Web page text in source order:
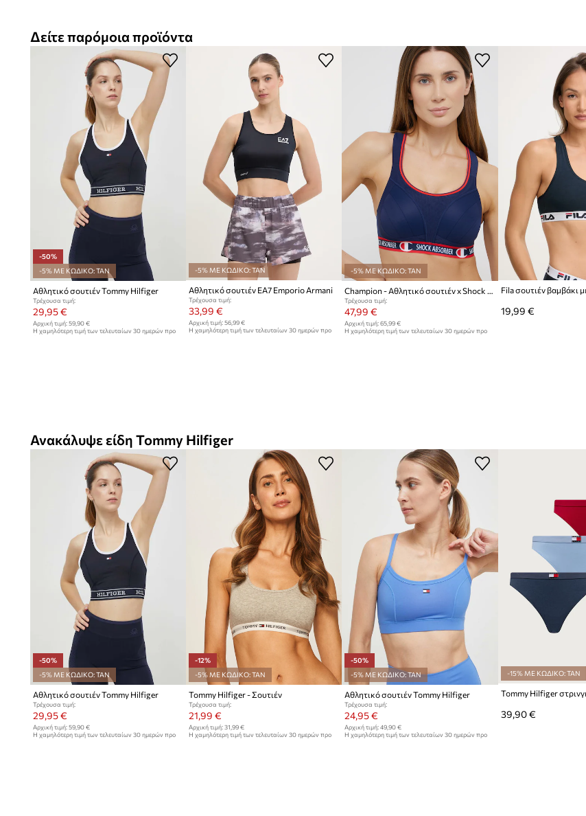
Δείτε παρόμοια προϊόντα
-50%
-5% ΜΕ ΚΩΔΙΚΟ: TAN
Αθλητικό σουτιέν Tommy Hilfiger
Τρέχουσα τιμή:
29,95 €
Αρχική τιμή: 59,90 €
Η χαμηλότερη τιμή των τελευταίων 30 ημερών προ
-5% ΜΕ ΚΩΔΙΚΟ: TAN
Αθλητικό σουτιέν EA7 Emporio Armani
Τρέχουσα τιμή:
33,99 €
Αρχική τιμή:56,99 €
Η χαμηλότερη τιμή των τελευταίων 30 ημερών προ
-5% ΜΕ ΚΩΔΙΚΟ: TAN
Champion - Αθλητικό σουτιέν x Shock Absorber
Τρέχουσα τιμή:
47,99 €
Αρχική τιμή: 65,99 €
Η χαμηλότερη τιμή των τελευταίων 30 ημερών προ
Fila σουτιέν βαμβάκι
19,99 €
Ανακάλυψε είδη Tommy Hilfiger
-50%
-5% ΜΕ ΚΩΔΙΚΟ: TAN
Αθλητικό σουτιέν Tommy Hilfiger
Τρέχουσα τιμή:
29,95 €
Αρχική τιμή: 59,90 €
Η χαμηλότερη τιμή των τελευταίων 30 ημερών προ
-12%
-5% ΜΕ ΚΩΔΙΚΟ: TAN
Tommy Hilfiger - Σουτιέν
Τρέχουσα τιμή:
21,99 €
Αρχική τιμή:31,99 €
Η χαμηλότερη τιμή των τελευταίων 30 ημερών προ
-50%
-5% ΜΕ ΚΩΔΙΚΟ: TAN
Αθλητικό σουτιέν Tommy Hilfiger
Τρέχουσα τιμή:
24,95 €
Αρχική τιμή: 49,90 €
Η χαμηλότερη τιμή των τελευταίων 30 ημερών προ
-15% ΜΕ ΚΩΔΙΚΟ: TAN
39,90 €